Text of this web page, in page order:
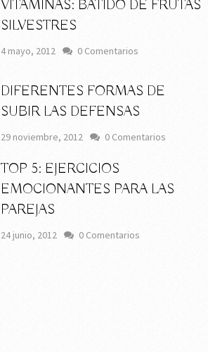
VITAMINAS: BATIDO DE FRUTAS
SILVESTRES
4 mayo, 2012 0 Comentarios
DIFERENTES FORMAS DE
SUBIR LAS DEFENSAS
29 noviembre, 2012 0 Comentarios
TOP 5: EJERCICIOS
EMOCIONANTES PARA LAS
PAREJAS
24 junio, 2012 0 Comentarios